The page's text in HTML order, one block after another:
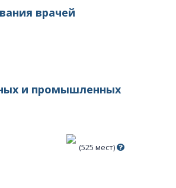
врачей
и промышленных
(525 мест)